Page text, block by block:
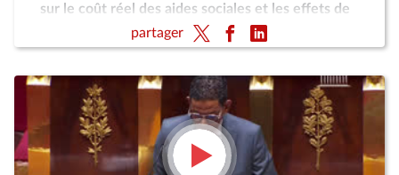
sur le coût réel des aides sociales et les effets de
désincitation au travail engendrés par leur cumul
partager